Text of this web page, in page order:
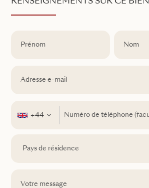
RENSEIGNEMENTS SUR CE BIEN
+44